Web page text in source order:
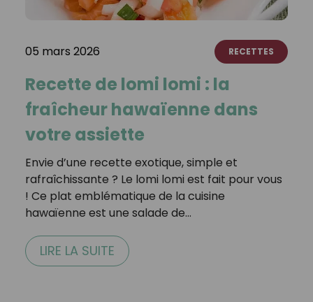
05 mars 2026 RECETTES
Recette de lomi lomi : la
fraîcheur hawaïenne dans
votre assiette
Envie d’une recette exotique, simple et
rafraîchissante ? Le lomi lomi est fait pour vous
! Ce plat emblématique de la cuisine
hawaïenne est une salade de…
LIRE LA SUITE